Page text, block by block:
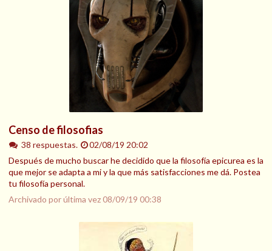
Censo de filosofias
38 respuestas.
02/08/19 20:02
Después de mucho buscar he decidido que la filosofía epicurea es la
que mejor se adapta a mi y la que más satisfacciones me dá. Postea
tu filosofía personal.
Archivado por última vez08/09/19 00:38